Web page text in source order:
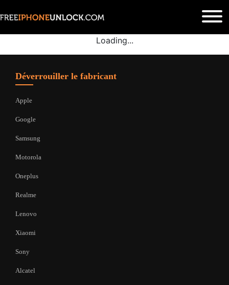
Loading...
Déverrouiller le fabricant
Apple
Google
Samsung
Motorola
Oneplus
Realme
Lenovo
Xiaomi
Sony
Alcatel